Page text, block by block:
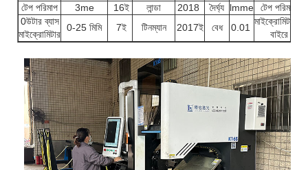
টেপ পরিমাপ 3me 16ই লান্ডা 2018 দৈর্ঘ্য lmme
টেপ পরিমাপ
0উটার ব্যাস
মাইক্রোমিটার
0-25 মিমি 7ই টিনম্যান 2017ই বেধ 0.01
মাইক্রোমিটারের
বাইরে